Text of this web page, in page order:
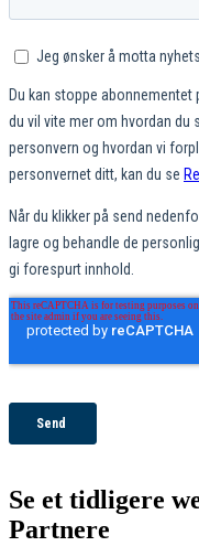
Se et tidligere
Partnere